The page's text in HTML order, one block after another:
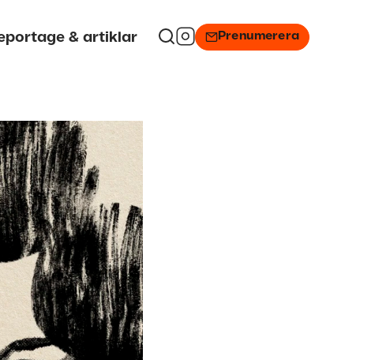
& artiklar Prenumerera